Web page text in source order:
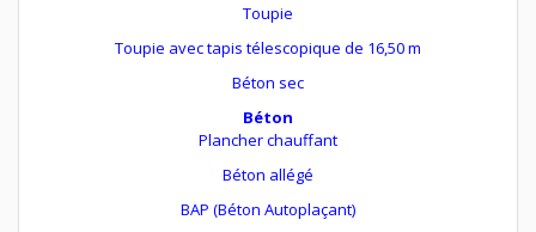
Toupie
Toupie avec tapis télescopique de 16,50 m
Béton sec
Béton
Plancher chauffant
Béton allégé
BAP (Béton Autoplaçant)